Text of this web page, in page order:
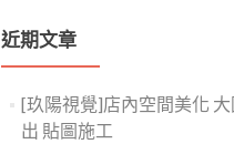
近期文章
[玖陽視覺]店內空間美化
出 貼圖施工